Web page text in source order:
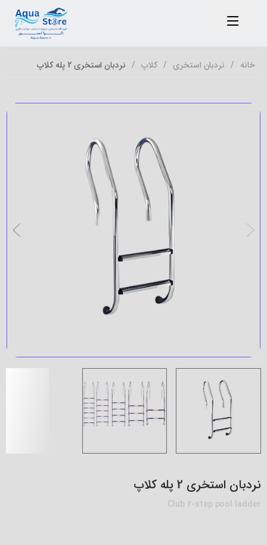
خانه نردبان استخری کلاپ نردبان استخری 2 پله کلاپ
نردبان استخری 2 پله کلاپ
Club 2-step pool ladder